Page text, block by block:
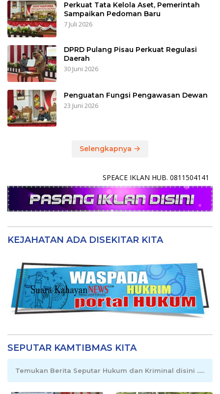
Perkuat Tata Kelola Aset, Pemerintah
Sampaikan Pedoman Baru
7 Juli 2026
DPRD Pulang Pisau Perkuat Regulasi
Daerah
30 Juni 2026
Penguatan Fungsi Pengawasan Dewan
23 Juni 2026
Selengkapnya
SPEACE IKLAN HUB. 0811504141
KEJAHATAN ADA DISEKITAR KITA
SEPUTAR KAMTIBMAS KITA
Temukan Berita Seputar Hukum dan Kriminal disini .....